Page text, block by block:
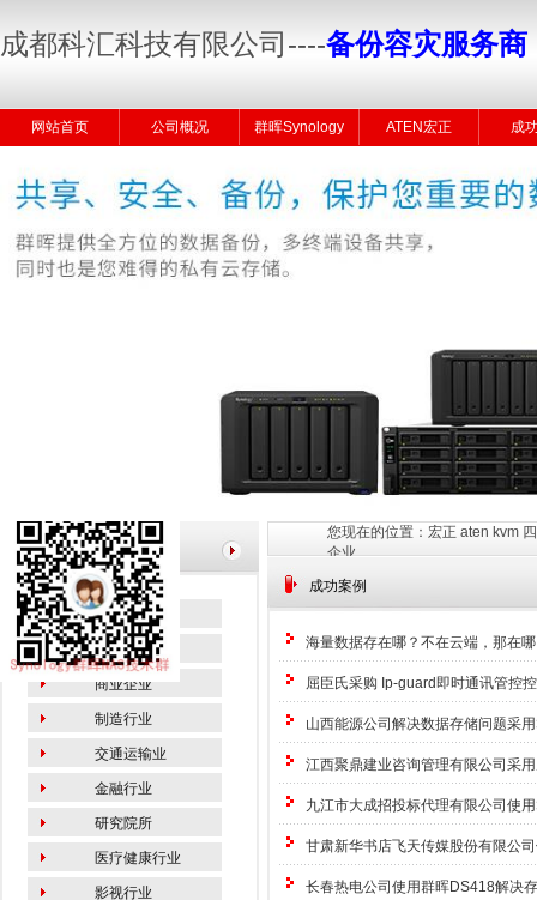
网站首页 公司概况 群晖Synology ATEN宏正 成
成都科汇科技有限公司 ----备份容灾服务商
栏目导航
教育行业
政府机关
商业企业
制造行业
交通运输业
金融行业
研究院所
医疗健康行业
影视行业
成功案例
海量数据存在哪？不在云端，那在
屈臣氏采购 Ip-guard即时通讯管控
山西能源公司解决数据存储问题采
江西聚鼎建业咨询管理有限公司采
九江市大成招投标代理有限公司使
甘肃新华书店飞天传媒股份有限公
长春热电公司使用群晖DS418解决
您现在的位置： 宏正 aten kvm
企业